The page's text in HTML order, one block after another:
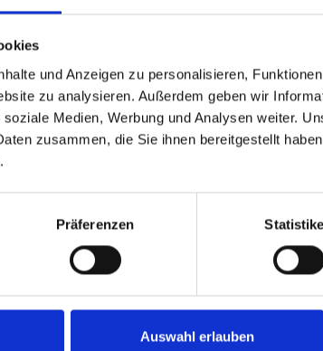
und Anzeigen zu personalisieren,
zu analysieren. Außerdem geben wir
Medien, Werbung und Analysen weiter.
zusammen, die Sie ihnen bereitgestellt
Präferenzen
Auswahl erlauben
kann variieren. Unser Ziel
und sicher zu verkaufen,
zu erreichen.
Unsere Makler in
Wir möchten, dass Sie Ihre
verkaufen. Dafür